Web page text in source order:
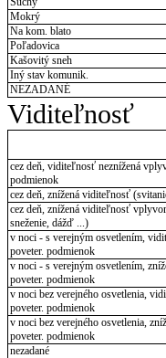
Mokrý
Na kom. blato
Poľadovica
Kašovitý sneh
Iný stav komunik.
NEZADANÉ
Viditeľnosť
cez deň, viditeľnosť neznížená
podmienok
cez deň, znížená viditeľnosť
cez deň, znížená viditeľnosť
sneženie, dážď ...)
v noci - s verejným osvetlením,
poveter. podmienok
v noci - s verejným osvetlením,
poveter. podmienok
v noci bez verejného osvetlenia,
poveter. podmienok
v noci bez verejného osvetlenia,
poveter. podmienok
nezadané